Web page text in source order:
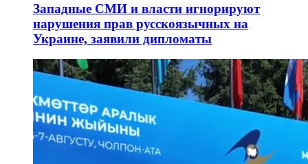
Западные СМИ и власти игнорируют
нарушения прав русскоязычных на
Украине, заявили дипломаты